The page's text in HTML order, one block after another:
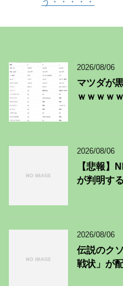
2026/08/06
マツダが
ｗｗｗｗｗ
2026/08/06
【悲報】
が判明す
2026/08/06
伝説のク
戦状」が